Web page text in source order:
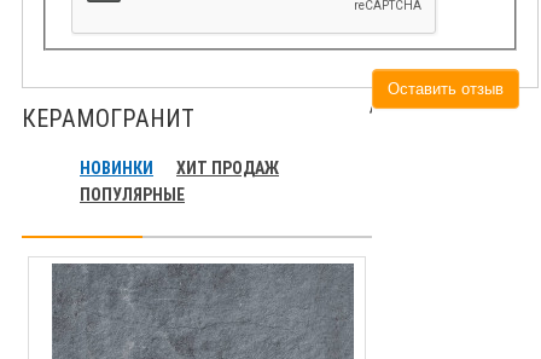
Оставить отзыв
КЕРАМОГРАНИТ
НОВИНКИ
ХИТ ПРОДАЖ
ПОПУЛЯРНЫЕ